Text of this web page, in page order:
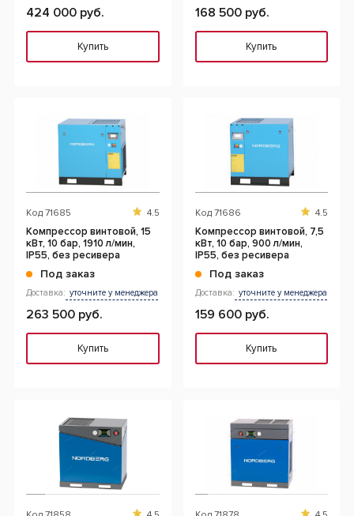
424 000 руб.
Купить
168 500 руб.
Купить
Код 71685 4.5
Компрессор винтовой, 15
кВт, 10 бар, 1910 л/мин,
IP55, без ресивера
Под заказ
Доставка: уточните у менеджера
263 500 руб.
Купить
Код 71686 4.5
Компрессор винтовой, 7,5
кВт, 10 бар, 900 л/мин,
IP55, без ресивера
Под заказ
Доставка: уточните у менеджера
159 600 руб.
Купить